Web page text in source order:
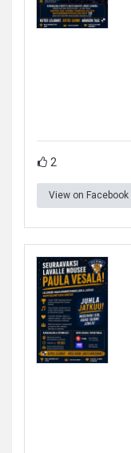
2
View on Facebook